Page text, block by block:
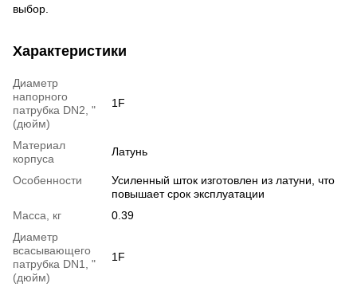
выбор.
Характеристики
Диаметр
напорного
патрубка DN2, "
(дюйм)
1F
Материал
корпуса
Латунь
Особенности
Усиленный шток изготовлен из латуни, что
повышает срок эксплуатации
Масса, кг
0.39
Диаметр
всасывающего
патрубка DN1, "
(дюйм)
1F